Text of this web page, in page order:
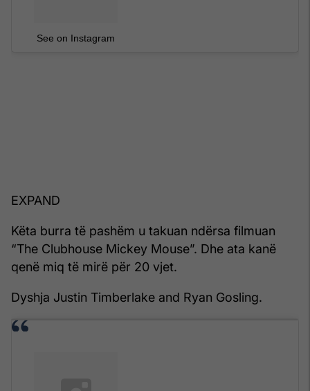
See on Instagram
EXPAND
Këta burra të pashëm u takuan ndërsa filmuan
“The Clubhouse Mickey Mouse”. Dhe ata kanë
qenë miq të mirë për 20 vjet.
Dyshja Justin Timberlake and Ryan Gosling.